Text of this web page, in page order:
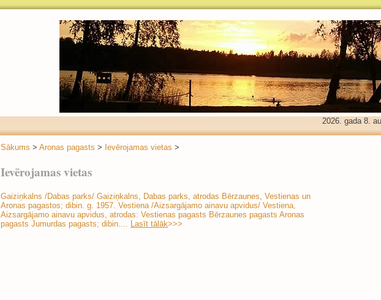
2026. gada 8.
Sākums > Aronas pagasts > Ievērojamas vietas >
Ievērojamas vietas
Gaiziņkalns /Dabas parks/ Gaiziņkalns, Dabas parks, atrodas Bērzaunes, Vestienas un
Aronas pagastos; dibin. g. 1957. Vestiena /Aizsargājamo ainavu apvidus/ Vestiena,
Aizsargājamo ainavu apvidus, atrodas: Vestienas pagasts Bērzaunes pagasts Aronas
pagasts Jumurdas pagasts; dibin.... Lasīt tālāk>>>